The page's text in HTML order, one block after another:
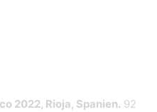
2022, Rioja, Spanien. 92